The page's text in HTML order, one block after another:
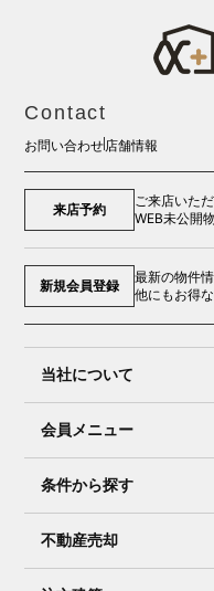
Contact
お問い合わせ店舗情報
来店予約
ご来店いた
WEB未公開
新規会員登録
最新の物件
他にもお得
当社について
会員メニュー
条件から探す
不動産売却